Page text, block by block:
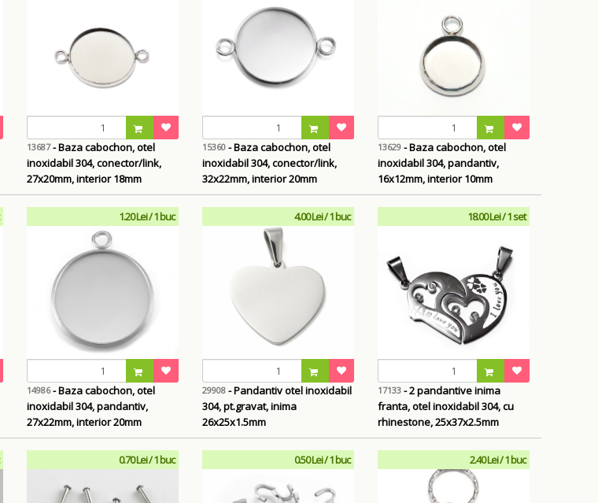
13687- Baza cabochon, otel
inoxidabil 304, conector/link,
27x20mm, interior 18mm
15360- Baza cabochon, otel
inoxidabil 304, conector/link,
32x22mm, interior 20mm
13629- Baza cabochon, otel
inoxidabil 304, pandantiv,
16x12mm, interior 10mm
1.20 Lei / 1 buc
14986- Baza cabochon, otel
inoxidabil 304, pandantiv,
27x22mm, interior 20mm
4.00 Lei / 1 buc
29908- Pandantiv otel inoxidabil
304, pt.gravat, inima
26x25x1.5mm
18.00 Lei / 1 set
17133- 2 pandantive inima
franta, otel inoxidabil 304, cu
rhinestone, 25x37x2.5mm
0.70 Lei / 1 buc 0.50 Lei / 1 buc 2.40 Lei / 1 buc